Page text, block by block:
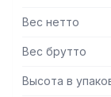
–
–
Вес нетто
Вес брутто
Высота в